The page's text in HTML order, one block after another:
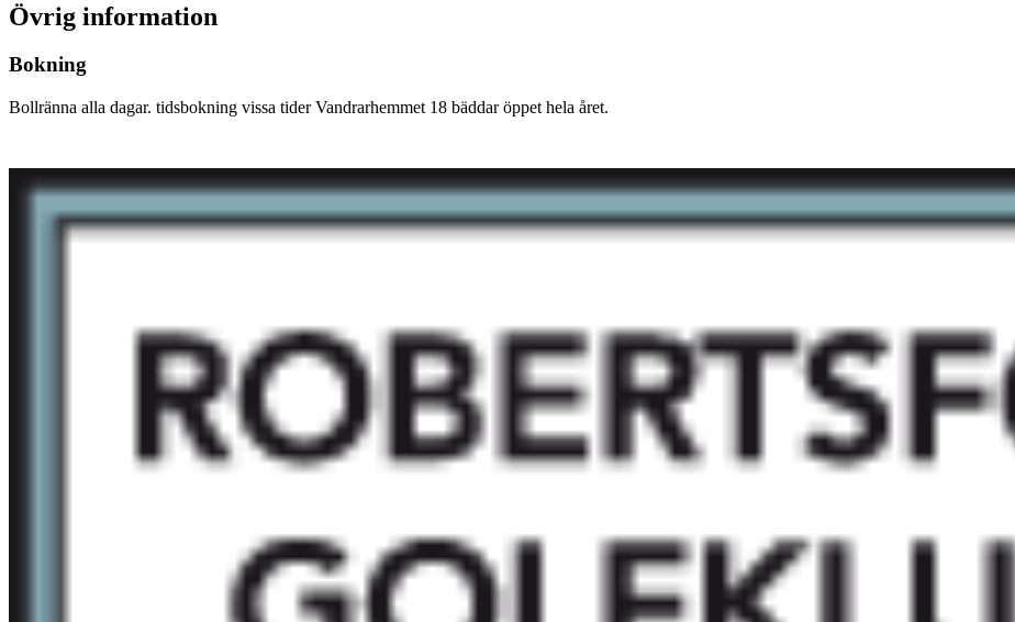
Övrig information
Bokning
Bollränna alla dagar. tidsbokning vissa tider Vandrarhemmet 18 bäddar öppet hela året.